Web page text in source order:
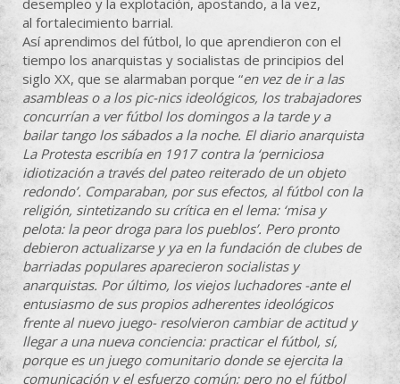
al fortalecimiento barrial.
Así aprendimos del fútbol, lo que aprendieron con el
tiempo los anarquistas y socialistas de principios del
siglo XX, que se alarmaban porque “en vez de ir a las
asambleas o a los pic-nics ideológicos, los trabajadores
concurrían a ver fútbol los domingos a la tarde y a
bailar tango los sábados a la noche. El diario anarquista
La Protesta escribía en 1917 contra la ‘perniciosa
idiotización a través del pateo reiterado de un objeto
redondo’. Comparaban, por sus efectos, al fútbol con la
religión, sintetizando su crítica en el lema: ‘misa y
pelota: la peor droga para los pueblos’. Pero pronto
debieron actualizarse y ya en la fundación de clubes de
barriadas populares aparecieron socialistas y
anarquistas. Por último, los viejos luchadores -ante el
entusiasmo de sus propios adherentes ideológicos
frente al nuevo juego- resolvieron cambiar de actitud y
llegar a una nueva conciencia: practicar el fútbol, sí,
porque es un juego comunitario donde se ejercita la
comunicación y el esfuerzo común; pero no el fútbol